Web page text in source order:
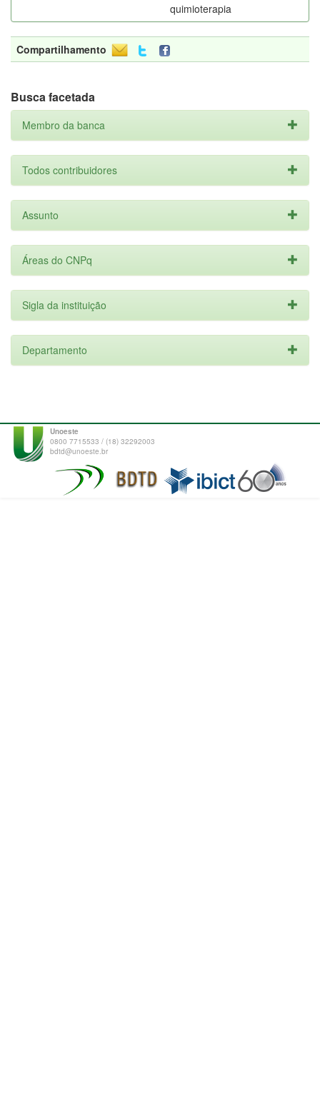
quimioterapia
Compartilhamento
Busca facetada
Membro da banca
Todos contribuidores
Assunto
Áreas do CNPq
Sigla da instituição
Departamento
Unoeste
0800 7715533 / (18) 32292003
bdtd@unoeste.br